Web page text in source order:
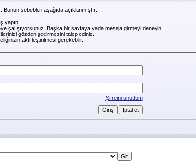
sebebleri aşağıda açıklanmıştır:
yapın.
çalışıyorsunuz. Başka bir sayfaya yada mesaja girmeyi deneyin.
gözden geçirmesini talep ediniz.
aktifleştirilmesi gerekebilir.
Şifremi unuttum